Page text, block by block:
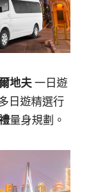
地夫一日遊
日遊精選行
量身規劃。